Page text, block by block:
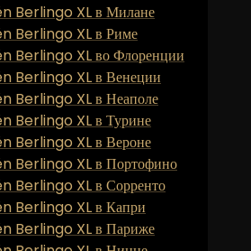
Berlingo XL в Милане
Berlingo XL в Риме
Berlingo XL во Флоренции
Berlingo XL в Венеции
Berlingo XL в Неаполе
Berlingo XL в Турине
Berlingo XL в Вероне
Berlingo XL в Портофино
Berlingo XL в Сорренто
Berlingo XL в Капри
Berlingo XL в Париже